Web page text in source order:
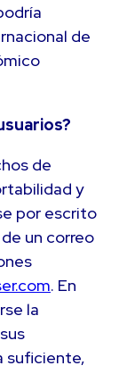
de
de
y
por escrito
un correo
. En
la
suficiente,